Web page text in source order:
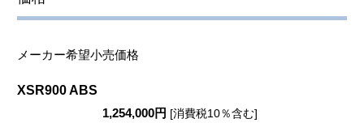
メーカー希望小売価格
XSR900 ABS
1,254,000円 [消費税10％含む]